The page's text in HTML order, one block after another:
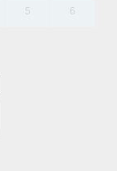
5 6